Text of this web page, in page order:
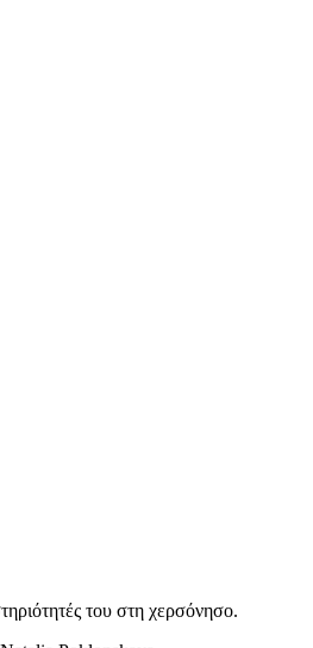
του στη χερσόνησο.